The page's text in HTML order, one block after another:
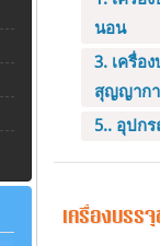
นอน
3. เครื่อ
สุญญาก
5.. อุปก
เครื่องบรร